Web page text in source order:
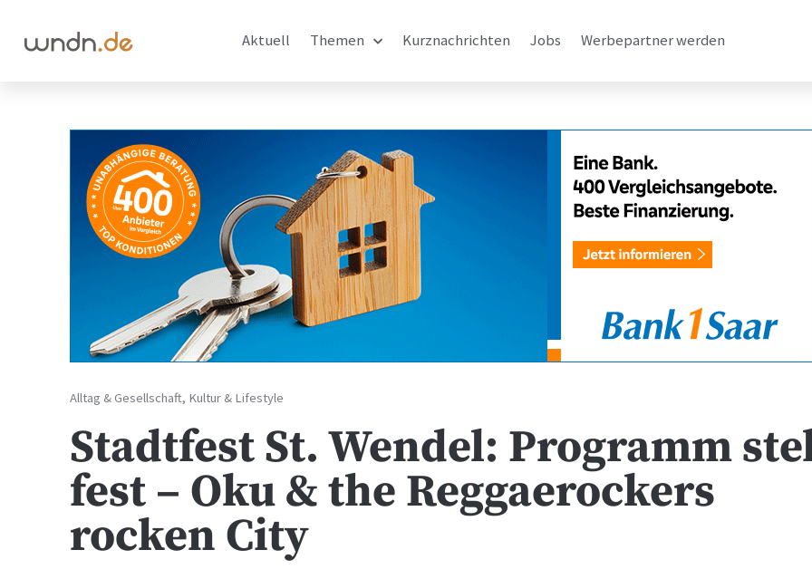
Aktuell Themen Kurznachrichten Jobs Werbepartner werden
Alltag & Gesellschaft, Kultur & Lifestyle
Stadtfest St. Wendel: Programm
fest – Oku & the Reggaerockers
rocken City